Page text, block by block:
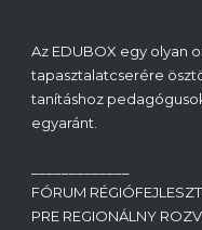
Az EDUBOX egy olyan
tapasztalatcserére
tanításhoz
egyaránt.
FÓRUM
PRE REGIONÁLNY